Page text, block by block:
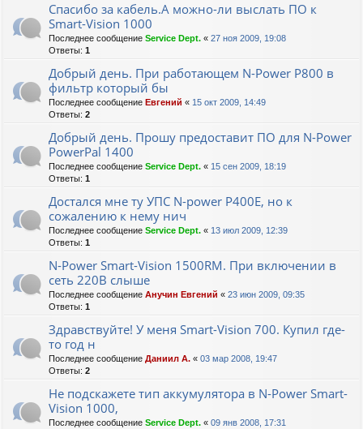
Спасибо за кабель.А можно-ли выслать ПО к
Smart-Vision 1000
Последнее сообщение Service Dept. « 27 ноя 2009, 19:08
Ответы: 1
Добрый день. При работающем N-Power P800 в
фильтр который бы
Последнее сообщение Евгений « 15 окт 2009, 14:49
Ответы: 2
Добрый день. Прошу предоставит ПО для N-Power
PowerPal 1400
Последнее сообщение Service Dept. « 15 сен 2009, 18:19
Ответы: 1
Достался мне ту УПС N-power Р400Е, но к
сожалению к нему нич
Последнее сообщение Service Dept. « 13 июл 2009, 12:39
Ответы: 1
N-Power Smart-Vision 1500RM. При включении в
сеть 220В слыше
Последнее сообщение Анучин Евгений « 23 июн 2009, 09:35
Ответы: 1
Здравствуйте! У меня Smart-Vision 700. Купил где-
то год н
Последнее сообщение Даниил А. « 03 мар 2008, 19:47
Ответы: 2
Не подскажете тип аккумулятора в N-Power Smart-
Vision 1000,
Последнее сообщение Service Dept. « 09 янв 2008, 17:31